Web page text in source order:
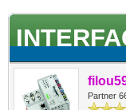
Partner